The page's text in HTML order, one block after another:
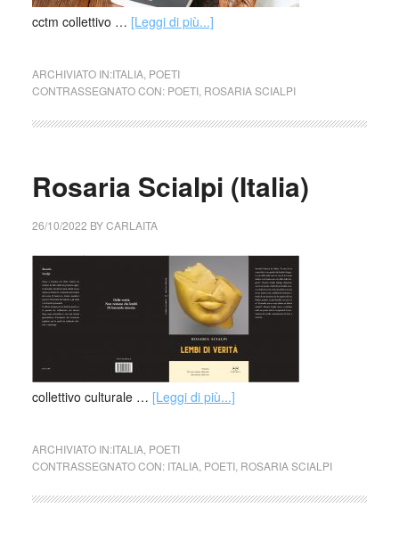
cctm collettivo … [Leggi di più...]
ARCHIVIATO IN:ITALIA, POETI
CONTRASSEGNATO CON: POETI, ROSARIA SCIALPI
Rosaria Scialpi (Italia)
26/10/2022 BYCARLAITA
collettivo culturale … [Leggi di più...]
ARCHIVIATO IN:ITALIA, POETI
CONTRASSEGNATO CON: ITALIA, POETI, ROSARIA SCIALPI